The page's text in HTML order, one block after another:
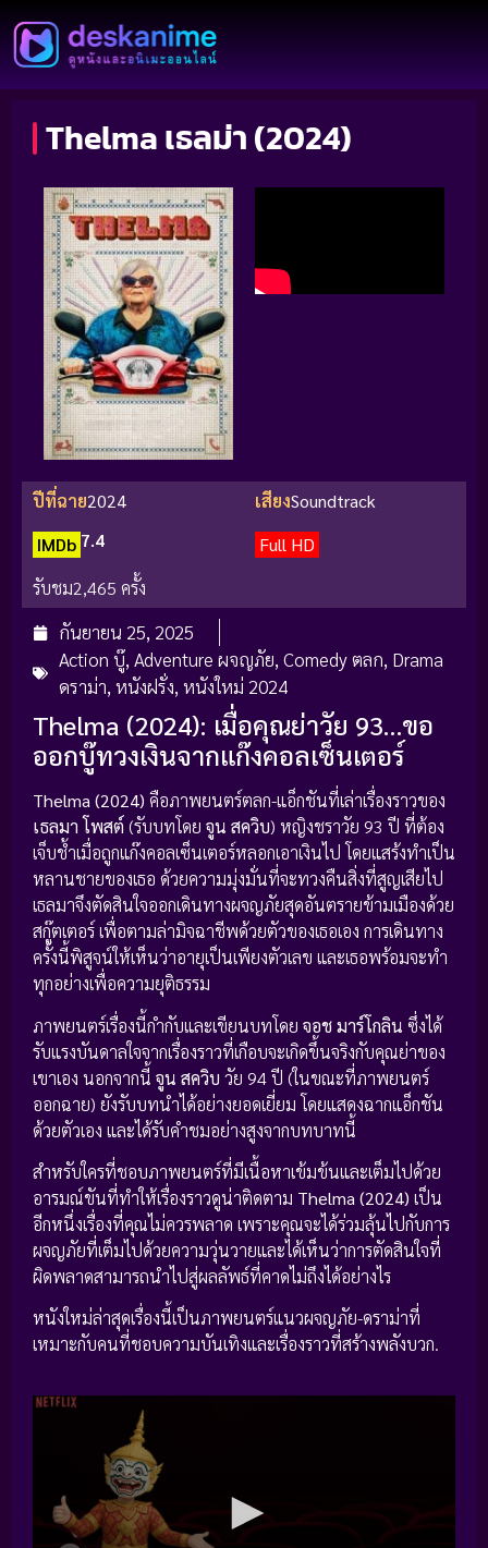
Thelma เธลม่า (2024)
ปีที่ฉาย2024 เสียงSoundtrack
IMDb 7.4
Full HD
รับชม2,465 ครั้ง
กันยายน 25, 2025
Action บู๊, Adventure ผจญภัย, Comedy ตลก, Drama
ดราม่า, หนังฝรั่ง, หนังใหม่ 2024
Thelma (2024): เมื่อคุณย่าวัย 93…ขอ
ออกบู๊ทวงเงินจากแก๊งคอลเซ็นเตอร์
Thelma (2024) คือภาพยนตร์ตลก-แอ็กชันที่เล่าเรื่องราวของ
เธลมา โพสต์ (รับบทโดย จูน สควิบ) หญิงชราวัย 93 ปี ที่ต้อง
เจ็บช้ำเมื่อถูกแก๊งคอลเซ็นเตอร์หลอกเอาเงินไป โดยแสร้งทำเป็น
หลานชายของเธอ ด้วยความมุ่งมั่นที่จะทวงคืนสิ่งที่สูญเสียไป
เธลมาจึงตัดสินใจออกเดินทางผจญภัยสุดอันตรายข้ามเมืองด้วย
สกู๊ตเตอร์ เพื่อตามล่ามิจฉาชีพด้วยตัวของเธอเอง การเดินทาง
ครั้งนี้พิสูจน์ให้เห็นว่าอายุเป็นเพียงตัวเลข และเธอพร้อมจะทำ
ทุกอย่างเพื่อความยุติธรรม
ภาพยนตร์เรื่องนี้กำกับและเขียนบทโดย จอช มาร์โกลิน ซึ่งได้
รับแรงบันดาลใจจากเรื่องราวที่เกือบจะเกิดขึ้นจริงกับคุณย่าของ
เขาเอง นอกจากนี้ จูน สควิบ วัย 94 ปี (ในขณะที่ภาพยนตร์
ออกฉาย) ยังรับบทนำได้อย่างยอดเยี่ยม โดยแสดงฉากแอ็กชัน
ด้วยตัวเอง และได้รับคำชมอย่างสูงจากบทบาทนี้
สำหรับใครที่ชอบภาพยนตร์ที่มีเนื้อหาเข้มข้นและเต็มไปด้วย
อารมณ์ขันที่ทำให้เรื่องราวดูน่าติดตาม Thelma (2024) เป็น
อีกหนึ่งเรื่องที่คุณไม่ควรพลาด เพราะคุณจะได้ร่วมลุ้นไปกับการ
ผจญภัยที่เต็มไปด้วยความวุ่นวายและได้เห็นว่าการตัดสินใจที่
ผิดพลาดสามารถนำไปสู่ผลลัพธ์ที่คาดไม่ถึงได้อย่างไร
หนังใหม่ล่าสุดเรื่องนี้เป็นภาพยนตร์แนวผจญภัย-ดราม่าที่
เหมาะกับคนที่ชอบความบันเทิงและเรื่องราวที่สร้างพลังบวก.